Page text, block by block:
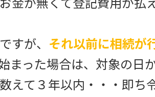
すが、 それ以前に相続が
まった場合は、対象の日
えて３年以内・・・即ち